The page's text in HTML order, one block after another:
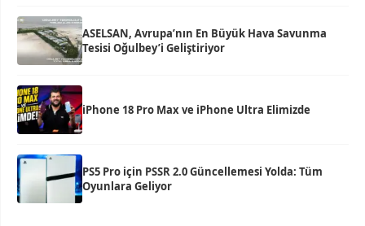
ASELSAN, Avrupa’nın En Büyük Hava Savunma
Tesisi Oğulbey’i Geliştiriyor
iPhone 18 Pro Max ve iPhone Ultra Elimizde
PS5 Pro için PSSR 2.0 Güncellemesi Yolda: Tüm
Oyunlara Geliyor